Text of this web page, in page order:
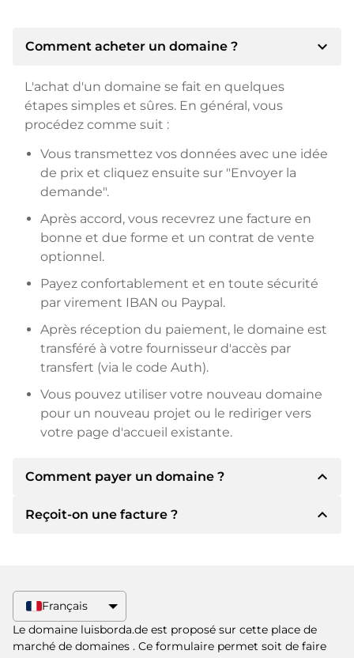
Comment acheter un domaine ? expand_more
L'achat d'un domaine se fait en quelques
étapes simples et sûres. En général, vous
procédez comme suit :
Vous transmettez vos données avec une idée
de prix et cliquez ensuite sur "Envoyer la
demande".
Après accord, vous recevrez une facture en
bonne et due forme et un contrat de vente
optionnel.
Payez confortablement et en toute sécurité
par virement IBAN ou Paypal.
Après réception du paiement, le domaine est
transféré à votre fournisseur d'accès par
transfert (via le code Auth).
Vous pouvez utiliser votre nouveau domaine
pour un nouveau projet ou le rediriger vers
votre page d'accueil existante.
Comment payer un domaine ? expand_less
Après un accord, le titulaire vous
proposera Paypal ou d'autres méthodes de
paiement.
Veuillez toujours mentionner le nom de
Reçoit-on une facture ? expand_less
élevé, vous recevrez également un contrat de
vente supplémentaire si vous le souhaitez.
Français
Le domaine luisborda.de est proposé sur cette place de
marché de domaines . Ce formulaire permet soit de faire